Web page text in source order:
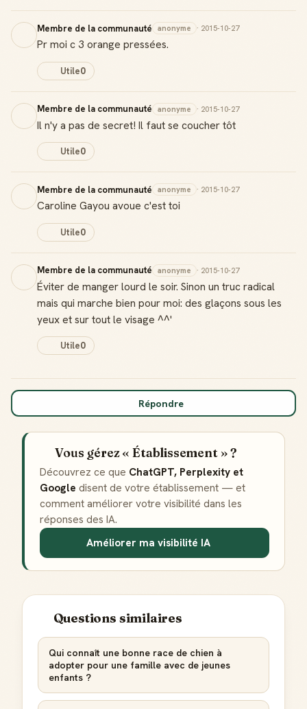
Membre de la communauté anonyme · 2015-10-27
Pr moi c 3 orange pressées.
Utile0
Membre de la communauté anonyme · 2015-10-27
Il n'y a pas de secret! Il faut se coucher tôt
Utile0
Membre de la communauté anonyme · 2015-10-27
Caroline Gayou avoue c'est toi
Utile0
Membre de la communauté anonyme · 2015-10-27
Éviter de manger lourd le soir. Sinon un truc radical
mais qui marche bien pour moi: des glaçons sous les
yeux et sur tout le visage ^^'
Utile0
Répondre
Vous gérez « Établissement » ?
Découvrez ce que ChatGPT, Perplexity et
Google disent de votre établissement — et
comment améliorer votre visibilité dans les
réponses des IA.
Améliorer ma visibilité IA
Questions similaires
Qui connaît une bonne race de chien à
adopter pour une famille avec de jeunes
enfants ?